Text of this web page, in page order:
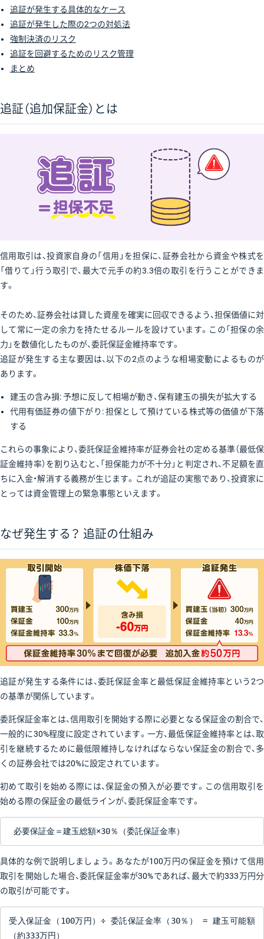
追証が発生する具体的なケース
追証が発生した際の2つの対処法
強制決済のリスク
追証を回避するためのリスク管理
まとめ
追証（追加保証金）とは
信用取引は、投資家自身の「信用」を担保に、証券会社から資金や株式を
「借りて」行う取引で、最大で元手の約3.3倍の取引を行うことができま
す。
そのため、証券会社は貸した資産を確実に回収できるよう、担保価値に対
して常に一定の余力を持たせるルールを設けています。この「担保の余
力」を数値化したものが、委託保証金維持率です。
追証が発生する主な要因は、以下の2点のような相場変動によるものが
あります。
建玉の含み損: 予想に反して相場が動き、保有建玉の損失が拡大する
代用有価証券の値下がり: 担保として預けている株式等の価値が下落
する
これらの事象により、委託保証金維持率が証券会社の定める基準（最低保
証金維持率）を割り込むと、「担保能力が不十分」と判定され、不足額を直
ちに入金・解消する義務が生じます。これが追証の実態であり、投資家に
とっては資金管理上の緊急事態といえます。
なぜ発生する？ 追証の仕組み
追証が発生する条件には、委託保証金率と最低保証金維持率という2つ
の基準が関係しています。
委託保証金率とは、信用取引を開始する際に必要となる保証金の割合で、
一般的に30%程度に設定されています。一方、最低保証金維持率とは、取
引を継続するために最低限維持しなければならない保証金の割合で、多
くの証券会社では20%に設定されています。
初めて取引を始める際には、保証金の預入が必要です。この信用取引を
始める際の保証金の最低ラインが、委託保証金率です。
必要保証金＝建玉総額×30％（委託保証金率）
具体的な例で説明しましょう。あなたが100万円の保証金を預けて信用
取引を開始した場合、委託保証金率が30%であれば、最大で約333万円分
の取引が可能です。
受入保証金（100万円）÷ 委託保証金率（30％） = 建玉可能額
（約333万円）